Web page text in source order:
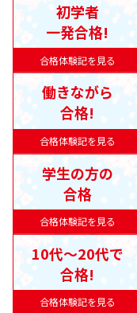
合格体験記を見る
初学者
一発合格!
合格体験記を見る
働きながら
合格!
合格体験記を見る
学生の方の
合格
合格体験記を見る
10代〜20代で
合格!